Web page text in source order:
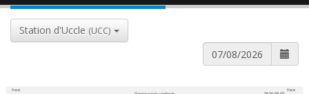
Station d'Uccle (UCC)
Heure
Heure